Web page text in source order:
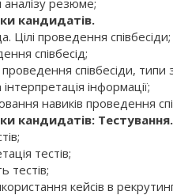
кандидатів.
Цілі проведення співбесіди;
співбесід;
співбесіди, типи
інтерпретація інформації;
навиків проведення
кандидатів:
тестів;
тестів;
кейсів в